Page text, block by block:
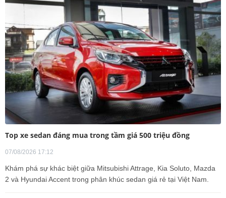
Top xe sedan đáng mua trong tầm giá 500 triệu đồng
07/08/2026 17:12
Khám phá sự khác biệt giữa Mitsubishi Attrage, Kia Soluto, Mazda
2 và Hyundai Accent trong phân khúc sedan giá rẻ tại Việt Nam.